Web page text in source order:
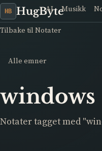
HB HugByte
AI Musikk
Tilbake til Notater
Alle emner
windows
Notater tagget med